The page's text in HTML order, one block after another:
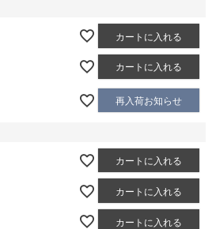
カートに入れる
カートに入れる
再入荷お知らせ
カートに入れる
カートに入れる
カートに入れる